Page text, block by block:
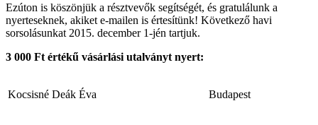
Ezúton is köszönjük a résztvevők segítségét, és gratulálunk a
nyerteseknek, akiket e-mailen is értesítünk! Következő havi
sorsolásunkat 2015. december 1-jén tartjuk.
3 000 Ft értékű vásárlási utalványt nyert:
Kocsisné Deák Éva Budapest